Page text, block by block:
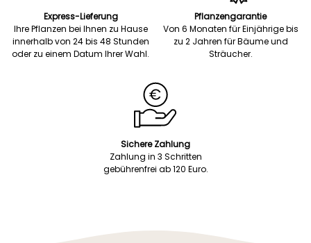
Express-Lieferung
Ihre Pflanzen bei Ihnen zu Hause
innerhalb von 24 bis 48 Stunden
oder zu einem Datum Ihrer Wahl.
Pflanzengarantie
Von 6 Monaten für Einjährige bis
zu 2 Jahren für Bäume und
Sträucher.
Sichere Zahlung
Zahlung in 3 Schritten
gebührenfrei ab 120 Euro.